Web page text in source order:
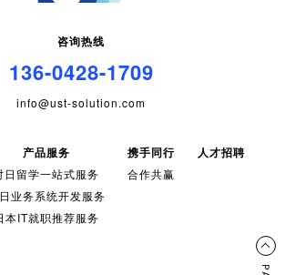
咨询热线
136-0428-1709
info@ust-solution.com
产品服务
日留学一站式服务
业务系统开发服务
本IT就职推荐服务
携手同行
合作共赢
人才招聘